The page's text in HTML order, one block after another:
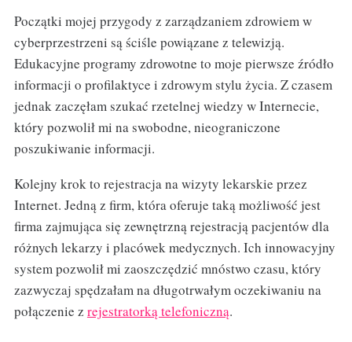
Początki mojej przygody z zarządzaniem zdrowiem w
cyberprzestrzeni są ściśle powiązane z telewizją.
Edukacyjne programy zdrowotne to moje pierwsze źródło
informacji o profilaktyce i zdrowym stylu życia. Z czasem
jednak zaczęłam szukać rzetelnej wiedzy w Internecie,
który pozwolił mi na swobodne, nieograniczone
poszukiwanie informacji.
Kolejny krok to rejestracja na wizyty lekarskie przez
Internet. Jedną z firm, która oferuje taką możliwość jest
firma zajmująca się zewnętrzną rejestracją pacjentów dla
różnych lekarzy i placówek medycznych. Ich innowacyjny
system pozwolił mi zaoszczędzić mnóstwo czasu, który
zazwyczaj spędzałam na długotrwałym oczekiwaniu na
połączenie z rejestratorką telefoniczną.